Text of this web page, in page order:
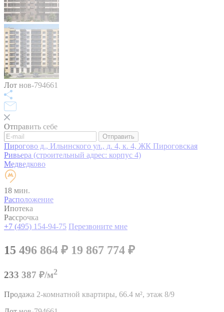
Лот нов-794661
Отправить себе
Отправить
Пирогово д., Ильинского ул., д. 4, к. 4, ЖК Пироговская
Ривьера (строительный адрес: корпус 4)
Медведково
18 мин.
Расположение
Ипотека
Рассрочка
+7 (495) 154-94-75 Перезвоните мне
15 496 864 ₽ 19 867 774 ₽
233 387 ₽/м2
Продажа 2-комнатной квартиры, 66.4 м², этаж 8/9